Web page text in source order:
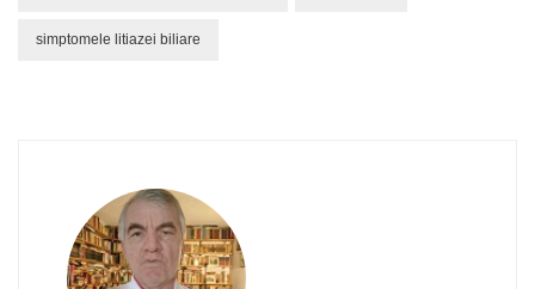
simptomele litiazei biliare